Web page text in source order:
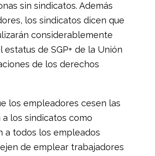
sin sindicatos. Además
los sindicatos dicen que
considerablemente
de SGP+ de la Unión
de los derechos
los empleadores cesen las
los sindicatos como
a todos los empleados
de emplear trabajadores